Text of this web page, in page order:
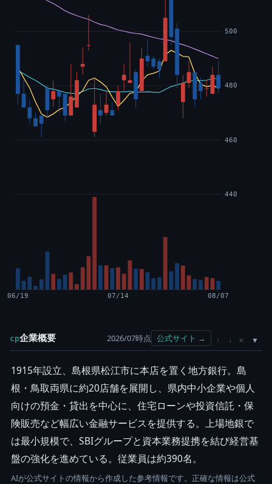
440
460
480
500
06/19 07/14 08/07
cp企業概要 2026/07時点 公式サイト → ↑ ↓ ×
1915年設立、島根県松江市に本店を置く地方銀行。島
根・鳥取両県に約20店舗を展開し、県内中小企業や個人
向けの預金・貸出を中心に、住宅ローンや投資信託・保
険販売など幅広い金融サービスを提供する。上場地銀で
は最小規模で、SBIグループと資本業務提携を結び経営基
盤の強化を進めている。従業員は約390名。
AIが公式サイトの情報から作成した参考情報です。正確な情報は公式